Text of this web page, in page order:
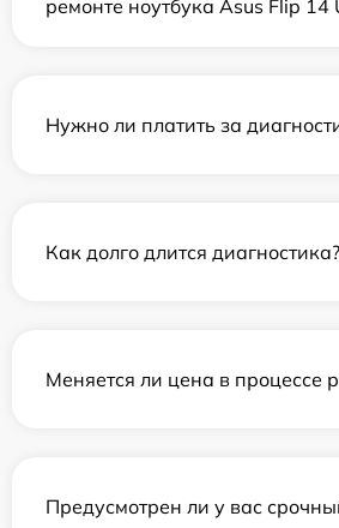
ремонте ноутбука Asus Flip 14
Нужно ли платить за
Как долго длится диагностика?
Меняется ли цена в процессе
Предусмотрен ли у вас